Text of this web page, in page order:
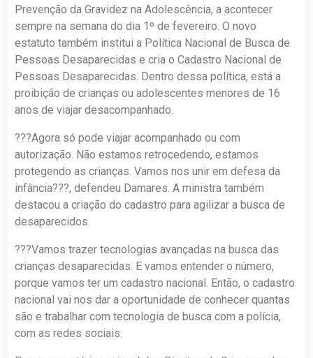
Prevenção da Gravidez na Adolescência, a acontecer
sempre na semana do dia 1º de fevereiro. O novo
estatuto também institui a Política Nacional de Busca de
Pessoas Desaparecidas e cria o Cadastro Nacional de
Pessoas Desaparecidas. Dentro dessa política, está a
proibição de crianças ou adolescentes menores de 16
anos de viajar desacompanhado.
???Agora só pode viajar acompanhado ou com
autorização. Não estamos retrocedendo, estamos
protegendo as crianças. Vamos nos unir em defesa da
infância???, defendeu Damares. A ministra também
destacou a criação do cadastro para agilizar a busca de
desaparecidos.
???Vamos trazer tecnologias avançadas na busca das
crianças desaparecidas. E vamos entender o número,
porque vamos ter um cadastro nacional. Então, o cadastro
nacional vai nos dar a oportunidade de conhecer quantas
são e trabalhar com tecnologia de busca com a polícia,
com as redes sociais.